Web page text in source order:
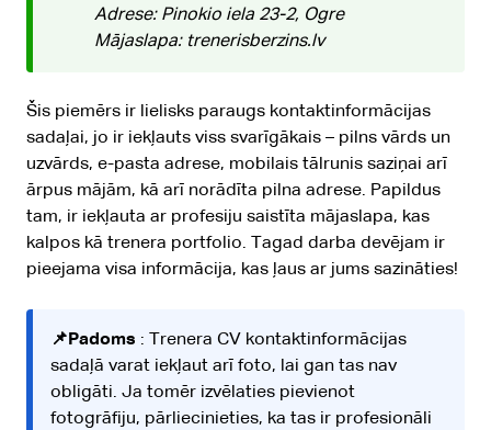
Adrese: Pinokio iela 23-2, Ogre
Mājaslapa: trenerisberzins.lv
Šis piemērs ir lielisks paraugs kontaktinformācijas
sadaļai, jo ir iekļauts viss svarīgākais – pilns vārds un
uzvārds, e-pasta adrese, mobilais tālrunis saziņai arī
ārpus mājām, kā arī norādīta pilna adrese. Papildus
tam, ir iekļauta ar profesiju saistīta mājaslapa, kas
kalpos kā trenera portfolio. Tagad darba devējam ir
pieejama visa informācija, kas ļaus ar jums sazināties!
📌Padoms : Trenera CV kontaktinformācijas
sadaļā varat iekļaut arī foto, lai gan tas nav
obligāti. Ja tomēr izvēlaties pievienot
fotogrāfiju, pārliecinieties, ka tas ir profesionāli